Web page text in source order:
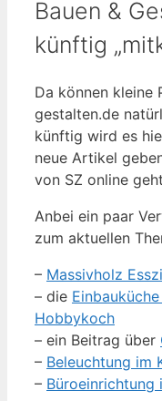
Bauen &
künftig
Da können kleine
gestalten.de
künftig wird es
neue Artikel
von SZ online
Anbei ein paar
zum aktuellen
– Massivholz
– die
Hobbykoch
– ein Beitrag über
– Beleuchtung im
– Büroeinrichtung